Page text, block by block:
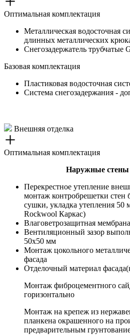
Оптимальная комплектация
Металлическая водосточная
длинных металлических
Снегозадержатель трубчатые
Базовая комплектация
Пластиковая водосточная
Система снегозадержания -
Внешняя отделка
Оптимальная комплектация
Наружные стены
Перекрестное утепление
монтаж контробрешетки стен
сушки, укладка утепления 50
Rockwool Каркас)
Влаговетрозащитная
Вентиляционный зазор
50х50 мм
Монтаж цокольного
фасада
Отделочный материал
Монтаж фиброцементного
горизонтально
Монтаж на крепеж из
планкена окрашенного на
предварительным